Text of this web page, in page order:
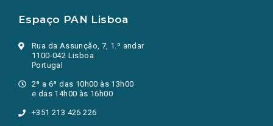
Espaço PAN Lisboa
Rua da Assunção, 7, 1.º andar
1100-042 Lisboa
Portugal
2ª a 6ª das 10h00 às 13h00
e das 14h00 às 16h00
+351 213 426 226